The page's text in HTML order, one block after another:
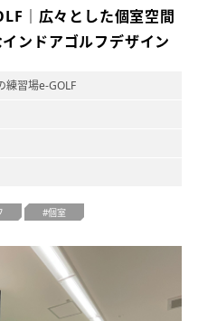
報
｜広々とした個室空間
ンドアゴルフデザイン
練習場e-GOLF
個室